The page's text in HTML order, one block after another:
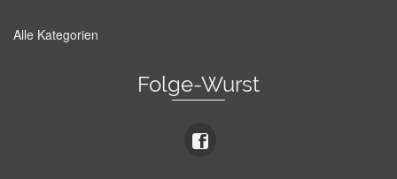
Alle Kategorien
Folge-Wurst